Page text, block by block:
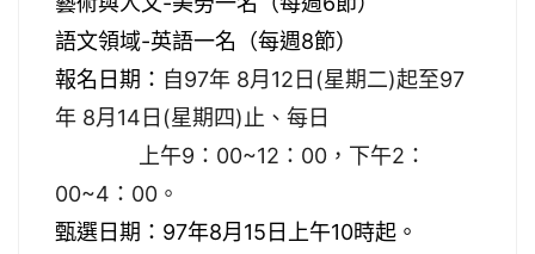
語文領域-英語一名（每週8節）
報名日期： 自97年 8月12日(星期二)起至97
年 8月14日(星期四)止、 每日
上午9：00~12：00，下午2：
00~4：00。
甄選日期：97年8月15日上午10時起。